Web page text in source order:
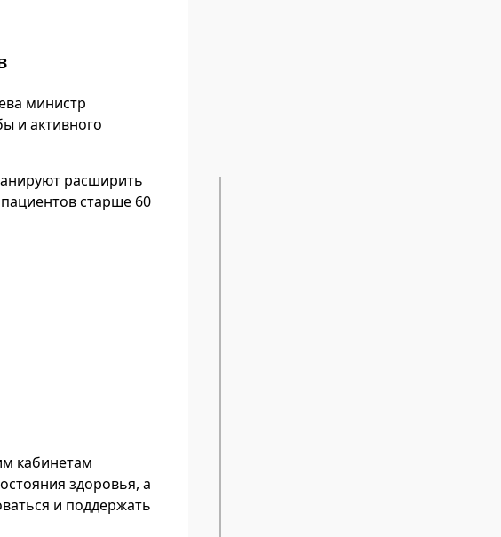
министр
и активного
расширить
старше 60
кабинетам
здоровья, а
и поддержать